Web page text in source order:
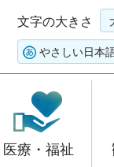
文字の大きさ
やさしい日本
医療・福祉